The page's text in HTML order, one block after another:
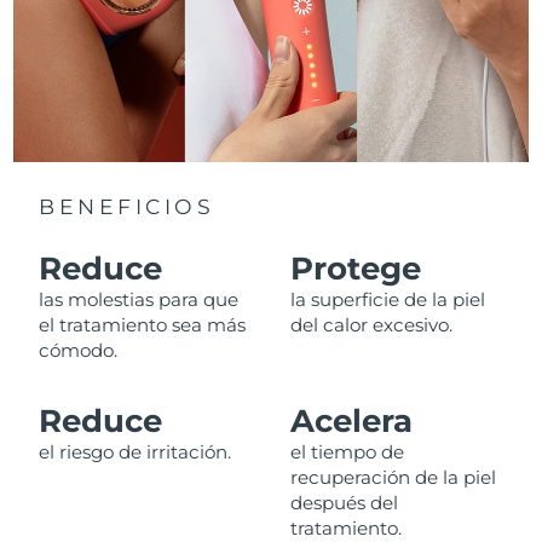
BENEFICIOS
Reduce
las molestias para que
el tratamiento sea más
cómodo.
Protege
la superficie de la piel
del calor excesivo.
Reduce
el riesgo de irritación.
Acelera
el tiempo de
recuperación de la piel
después del
tratamiento.
For healthy hair
18% PAP
Cosméticos Hombres
FOREO APP
ACERCA DE
Entrega prevista 13/8/26
Entrega prevista 9/8/26
Entrega prevista 12/8/26
Jersey
Kazajistán Entrega prevista
Kuwait Entrega prevista 9/8/26
Líbano Entrega prevista
Entrega prevista9/8/26